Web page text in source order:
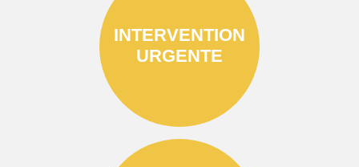
INTERVENTION
URGENTE